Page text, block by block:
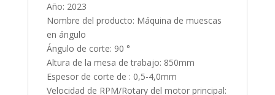
Año: 2023
Nombre del producto: Máquina de muescas
en ángulo
Ángulo de corte: 90 °
Altura de la mesa de trabajo: 850mm
Espesor de corte de : 0,5-4,0mm
Velocidad de RPM/Rotary del motor principal: